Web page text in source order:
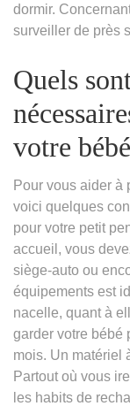
dormir.
surveiller de près
Quels
votre
Pour vous aider à
voici quelques
pour votre petit
accueil, vous
siège-auto ou
équipements est
nacelle, quant à
garder votre bébé
mois. Un matériel
Partout où vous
les habits de